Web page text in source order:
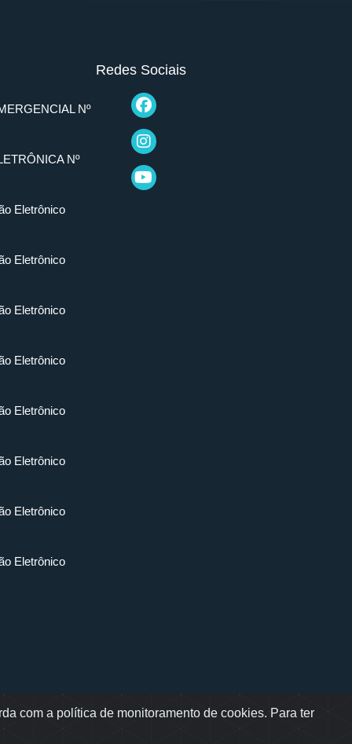
com a política de monitoramento de cookies. Para ter
Nº
Nº
Eletrônico
Eletrônico
Eletrônico
Eletrônico
Eletrônico
Eletrônico
Eletrônico
Eletrônico
Redes Sociais